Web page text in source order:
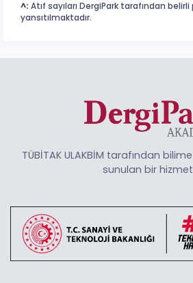
^: Atıf sayıları DergiPark tarafından
yansıtılmaktadır.
TÜBİTAK ULAKBİM tarafından
sunulan bir